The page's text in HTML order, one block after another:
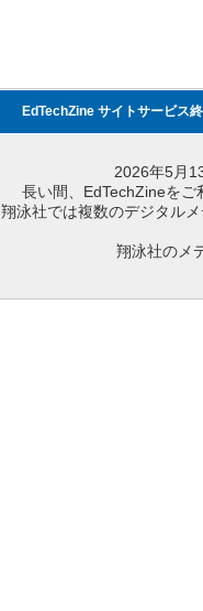
EdTechZine サイトサービス
2026年5月
長い間、EdTechZineをご
翔泳社では複数のデジタル
翔泳社のメ